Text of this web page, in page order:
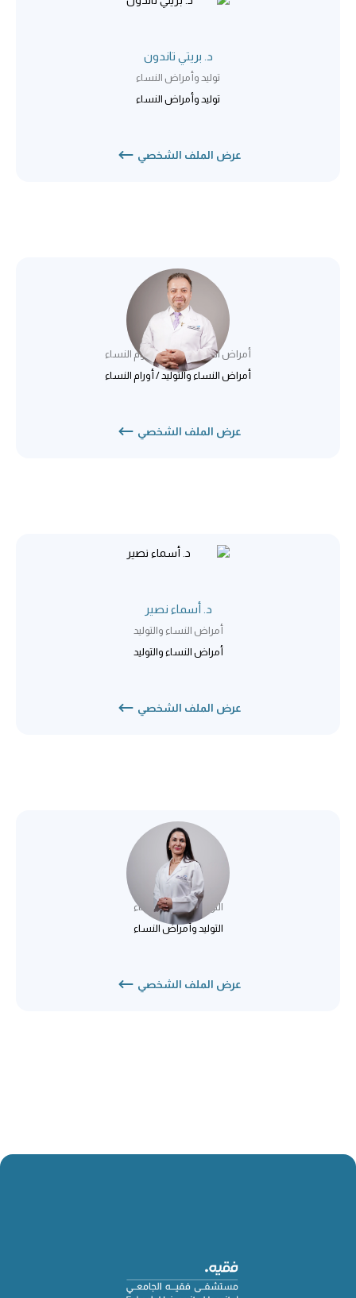
د. بريتي تاندون
توليد وأمراض النساء
توليد وأمراض النساء
عرض الملف الشخصي
د. محمد نايف
أمراض النساء والتوليد / أورام النساء
أمراض النساء والتوليد / أورام النساء
عرض الملف الشخصي
د. أسماء نصير
أمراض النساء والتوليد
أمراض النساء والتوليد
عرض الملف الشخصي
د. اليف باسول
التوليد وأمراض النساء
التوليد وأمراض النساء
عرض الملف الشخصي